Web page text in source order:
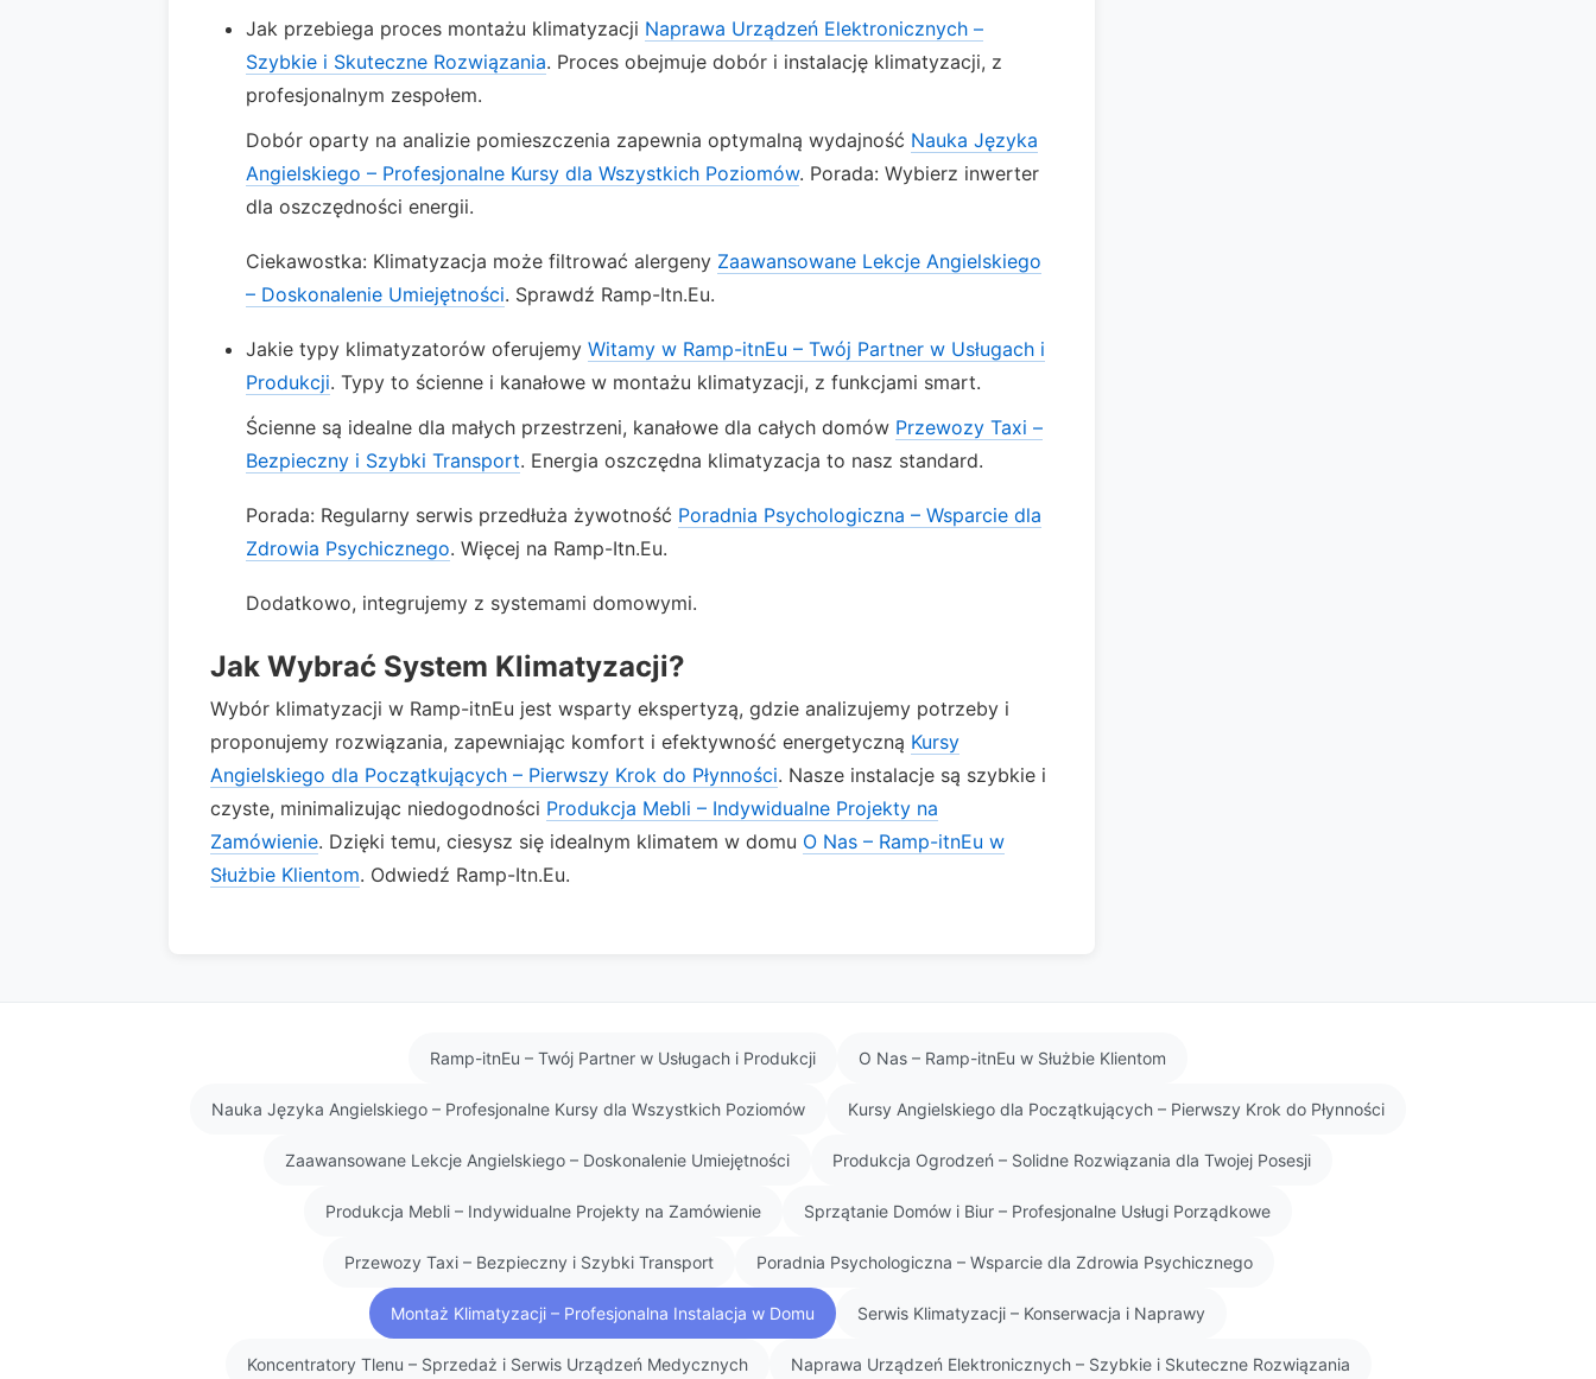
Jak przebiega proces montażu klimatyzacji Naprawa Urządzeń Elektronicznych –
Szybkie i Skuteczne Rozwiązania. Proces obejmuje dobór i instalację klimatyzacji, z
profesjonalnym zespołem.
Dobór oparty na analizie pomieszczenia zapewnia optymalną wydajność Nauka Języka
Angielskiego – Profesjonalne Kursy dla Wszystkich Poziomów. Porada: Wybierz inwerter
dla oszczędności energii.
Ciekawostka: Klimatyzacja może filtrować alergeny Zaawansowane Lekcje Angielskiego
– Doskonalenie Umiejętności. Sprawdź Ramp-Itn.Eu.
Jakie typy klimatyzatorów oferujemy Witamy w Ramp-itnEu – Twój Partner w Usługach i
Produkcji. Typy to ścienne i kanałowe w montażu klimatyzacji, z funkcjami smart.
Ścienne są idealne dla małych przestrzeni, kanałowe dla całych domów Przewozy Taxi –
Bezpieczny i Szybki Transport. Energia oszczędna klimatyzacja to nasz standard.
Porada: Regularny serwis przedłuża żywotność Poradnia Psychologiczna – Wsparcie dla
Zdrowia Psychicznego. Więcej na Ramp-Itn.Eu.
Dodatkowo, integrujemy z systemami domowymi.
Jak Wybrać System Klimatyzacji?
Wybór klimatyzacji w Ramp-itnEu jest wsparty ekspertyzą, gdzie analizujemy potrzeby i
proponujemy rozwiązania, zapewniając komfort i efektywność energetyczną Kursy
Angielskiego dla Początkujących – Pierwszy Krok do Płynności. Nasze instalacje są szybkie i
czyste, minimalizując niedogodności Produkcja Mebli – Indywidualne Projekty na
Zamówienie. Dzięki temu, ciesysz się idealnym klimatem w domu O Nas – Ramp-itnEu w
Służbie Klientom. Odwiedź Ramp-Itn.Eu.
Ramp-itnEu – Twój Partner w Usługach i Produkcji O Nas – Ramp-itnEu w Służbie Klientom
Nauka Języka Angielskiego – Profesjonalne Kursy dla Wszystkich Poziomów Kursy Angielskiego dla Początkujących – Pierwszy Krok do Płynności
Zaawansowane Lekcje Angielskiego – Doskonalenie Umiejętności Produkcja Ogrodzeń – Solidne Rozwiązania dla Twojej Posesji
Produkcja Mebli – Indywidualne Projekty na Zamówienie Sprzątanie Domów i Biur – Profesjonalne Usługi Porządkowe
Przewozy Taxi – Bezpieczny i Szybki Transport Poradnia Psychologiczna – Wsparcie dla Zdrowia Psychicznego
Montaż Klimatyzacji – Profesjonalna Instalacja w Domu Serwis Klimatyzacji – Konserwacja i Naprawy
Koncentratory Tlenu – Sprzedaż i Serwis Urządzeń Medycznych Naprawa Urządzeń Elektronicznych – Szybkie i Skuteczne Rozwiązania